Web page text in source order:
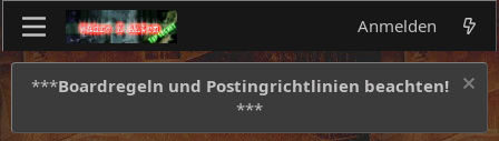
Anmelden
***Boardregeln und Postingrichtlinien beachten!
***